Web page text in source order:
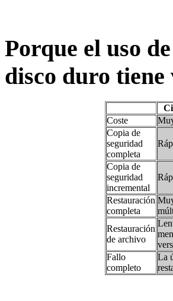
Porque el uso
disco duro
Coste
Copia de
seguridad
completa
Copia de
seguridad
incremental
Restauración
completa
Restauración
de archivo
Fallo
completo
La